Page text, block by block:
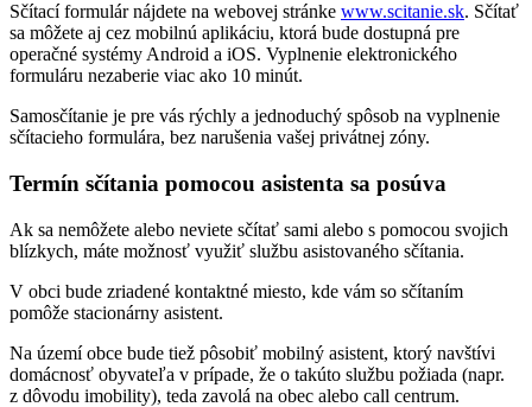
Sčítací formulár nájdete na webovej stránke www.scitanie.sk. Sčítať
sa môžete aj cez mobilnú aplikáciu, ktorá bude dostupná pre
operačné systémy Android a iOS. Vyplnenie elektronického
formuláru nezaberie viac ako 10 minút.
Samosčítanie je pre vás rýchly a jednoduchý spôsob na vyplnenie
sčítacieho formulára, bez narušenia vašej privátnej zóny.
Termín sčítania pomocou asistenta sa posúva
Ak sa nemôžete alebo neviete sčítať sami alebo s pomocou svojich
blízkych, máte možnosť využiť službu asistovaného sčítania.
V obci bude zriadené kontaktné miesto, kde vám so sčítaním
pomôže stacionárny asistent.
Na území obce bude tiež pôsobiť mobilný asistent, ktorý navštívi
domácnosť obyvateľa v prípade, že o takúto službu požiada (napr.
z dôvodu imobility), teda zavolá na obec alebo call centrum.